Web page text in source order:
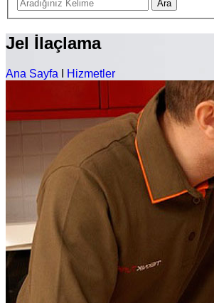
Jel İlaçlama
Ana Sayfa Hizmetler